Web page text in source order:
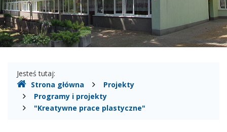
Gdzie
jesteśmy
Jesteś tutaj:
Strona główna
Projekty
Programy i projekty
"Kreatywne prace plastyczne"